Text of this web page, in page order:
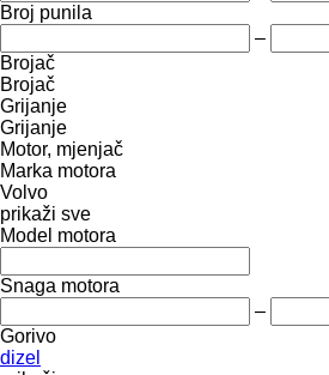
Broj punila
–
Brojač
Brojač
Grijanje
Grijanje
Motor, mjenjač
Marka motora
Volvo
prikaži sve
Model motora
Snaga motora
–
Gorivo
dizel